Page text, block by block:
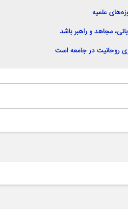
علمیه
مجاهد و راهبر باشد
روحانیت در جامعه است